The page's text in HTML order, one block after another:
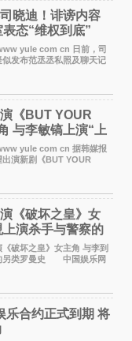
晓迪！诽谤内容
态“维权到底”
com cn 日前，司
发布范丞丞私照及聊天记
议。大量网友对此展开讨
上热搜。 刚刚，范丞丞
《BUT YOUR
与李敏镐上演“上
”罗曼史
yule com cn 据韩媒报
演新剧《BUT YOUR
李敏镐合作，引发关注。
戏公司代理卓素娜一角。她
《破坏之皇》女
演杀手与警察的
破坏之皇》女主角 与李到
另类罗曼史 中国娱乐网
妮
之皇》女主角，与李到晛合
乐合约正式到期 将